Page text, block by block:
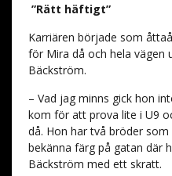
”Rätt häftigt”
Karriären började som
för Mira då och hela vägen
Bäckström.
– Vad jag minns gick hon
kom för att prova lite i U9
då. Hon har två bröder
bekänna färg på gatan där
Bäckström med ett skratt.